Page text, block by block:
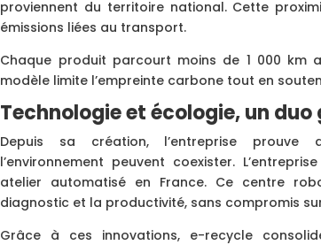
proviennent du territoire national. Cette
émissions liées au transport.
Chaque produit parcourt moins de 1 000 km
modèle limite l’empreinte carbone tout en
Technologie et écologie, un
Depuis sa création, l’entreprise prouve
l’environnement peuvent coexister.
atelier automatisé en France. Ce centre
diagnostic et la productivité, sans compromis
Grâce à ces innovations, e-recycle